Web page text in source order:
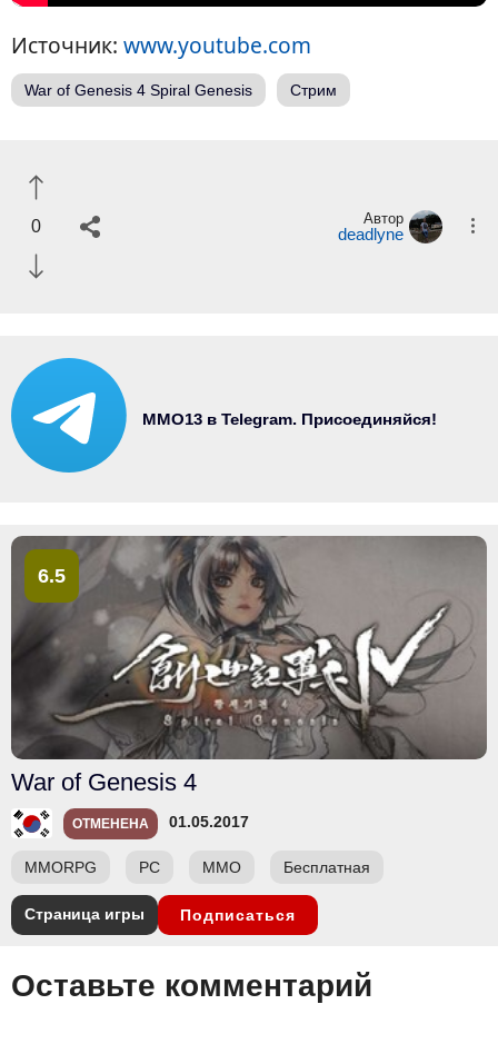
Источник: www.youtube.com
War of Genesis 4 Spiral Genesis Стрим
0 Автор
deadlyne
MMO13 в Telegram. Присоединяйся!
6.5
War of Genesis 4
ОТМЕНЕНА 01.05.2017
MMORPG PC ММО Бесплатная
Страница игры Подписаться
Оставьте комментарий